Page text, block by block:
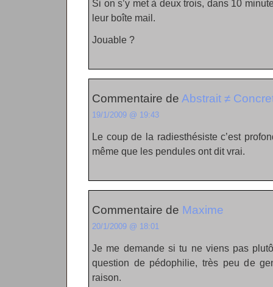
Si on s’y met à deux trois, dans 10
leur boîte mail.
Jouable ?
Commentaire de Abstrait ≠
19/1/2009 @ 19:43
Le coup de la radiesthésiste c’est
même que les pendules ont dit vrai.
Commentaire de Maxime
20/1/2009 @ 18:01
Je me demande si tu ne viens pas
question de pédophilie, très peu de
raison.